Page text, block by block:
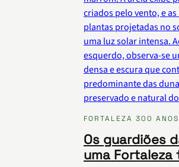
FORTALEZA 300 ANOS
Os guardiões
uma